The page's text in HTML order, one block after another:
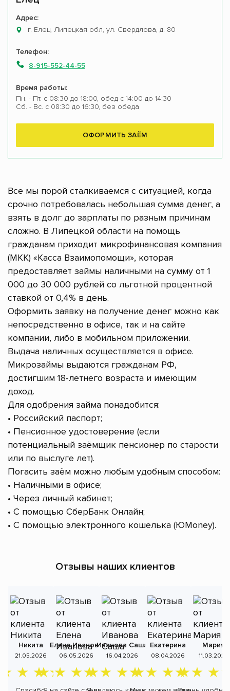
Адрес:
г. Елец, Липецкая обл, ул. Свердлова, д. 80
Телефон:
8-915-552-44-55
Время работы:
Пн. - Пт. с 08:30 до 18:00, обед с 14:00 до 14:30
Сб. - Вс. с 08:30 до 16:30, без обеда
ОФОРМИТЬ ЗАЁМ
Все мы порой сталкиваемся с ситуацией, когда
срочно потребовалась небольшая сумма денег, а
взять в долг до зарплаты по разным причинам
сложно. В Липецкой области на помощь
гражданам приходит микрофинансовая компания
(МКК) «Касса Взаимопомощи», которая
предоставляет займы наличными на сумму от 1
000 до 30 000 рублей со льготной процентной
ставкой от 0,4% в день.
Оформить заявку на получение денег можно как
непосредственно в офисе, так и на сайте
компании, либо в мобильном приложении.
Выдача наличных осуществляется в офисе.
Микрозаймы выдаются гражданам РФ,
достигшим 18-летнего возраста и имеющим
доход.
Для одобрения займа понадобится:
• Российский паспорт;
• Пенсионное удостоверение (если
потенциальный заёмщик пенсионер по старости
или по выслуге лет).
Погасить заём можно любым удобным способом:
• Наличными в офисе;
• Через личный кабинет;
• С помощью СберБанк Онлайн;
• С помощью электронного кошелька (ЮMoney).
Отзывы наших клиентов
Никита
21.05.2026
Елена Иванова
06.05.2026
Иванова Саша
16.04.2026
Екатерина
08.04.2026
Мария
11.03.2026